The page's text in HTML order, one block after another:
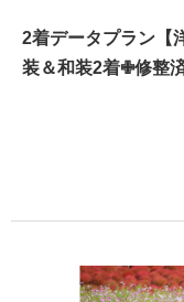
2着データプラン【
装＆和装2着✙修整
撮影料